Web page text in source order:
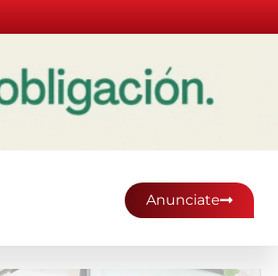
Anunciate